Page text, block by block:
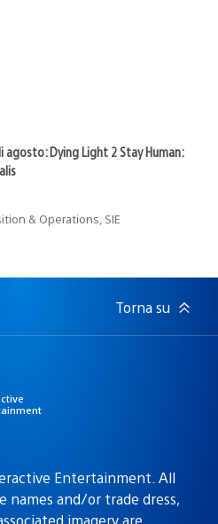
agosto: Dying Light 2 Stay Human:
& Operations, SIE
Torna su
Entertainment. All
names and/or trade dress,
imagery are